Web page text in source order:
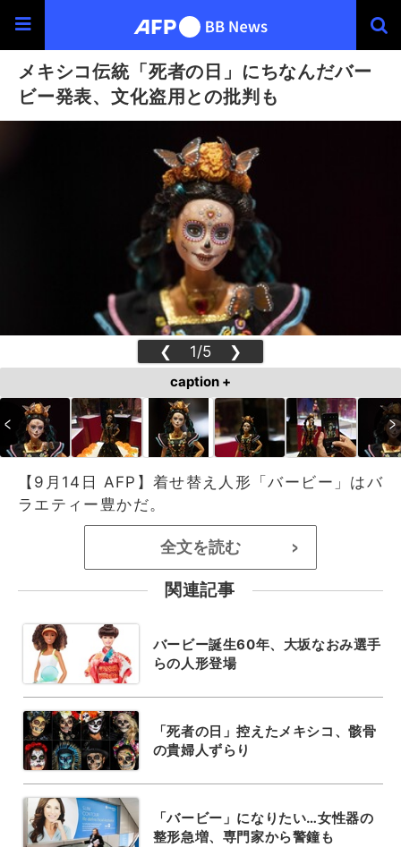
メキシコ伝統「死者の日」にちなんだバー
ビー発表、文化盗用との批判も
❮ 1/5 ❯
caption +
【9月14日 AFP】着せ替え人形「バービー」はバ
ラエティー豊かだ。
全文を読む >
関連記事
バービー誕生60年、大坂なおみ選手
らの人形登場
「死者の日」控えたメキシコ、骸骨
の貴婦人ずらり
「バービー」になりたい…女性器の
整形急増、専門家から警鐘も